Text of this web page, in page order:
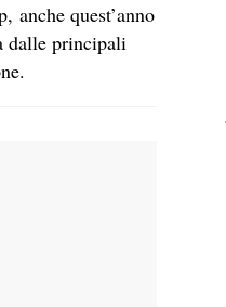
anche quest’anno
dalle principali